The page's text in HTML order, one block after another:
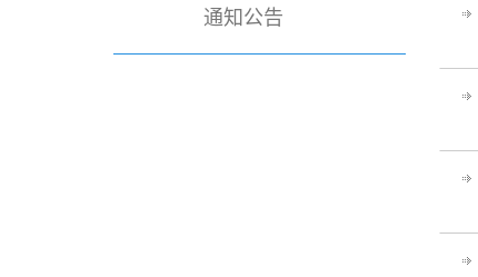
通知公告